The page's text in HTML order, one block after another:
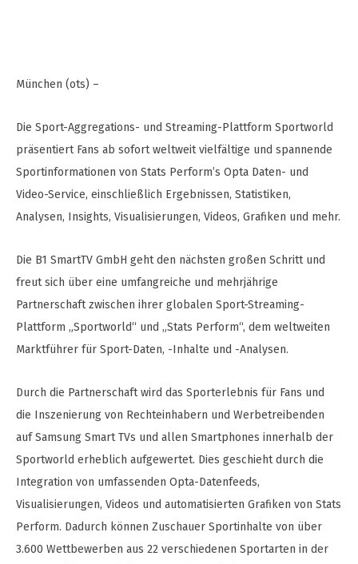
München (ots) –
Die Sport-Aggregations- und Streaming-Plattform Sportworld
präsentiert Fans ab sofort weltweit vielfältige und spannende
Sportinformationen von Stats Perform’s Opta Daten- und
Video-Service, einschließlich Ergebnissen, Statistiken,
Analysen, Insights, Visualisierungen, Videos, Grafiken und mehr.
Die B1 SmartTV GmbH geht den nächsten großen Schritt und
freut sich über eine umfangreiche und mehrjährige
Partnerschaft zwischen ihrer globalen Sport-Streaming-
Plattform „Sportworld“ und „Stats Perform“, dem weltweiten
Marktführer für Sport-Daten, -Inhalte und -Analysen.
Durch die Partnerschaft wird das Sporterlebnis für Fans und
die Inszenierung von Rechteinhabern und Werbetreibenden
auf Samsung Smart TVs und allen Smartphones innerhalb der
Sportworld erheblich aufgewertet. Dies geschieht durch die
Integration von umfassenden Opta-Datenfeeds,
Visualisierungen, Videos und automatisierten Grafiken von Stats
Perform. Dadurch können Zuschauer Sportinhalte von über
3.600 Wettbewerben aus 22 verschiedenen Sportarten in der